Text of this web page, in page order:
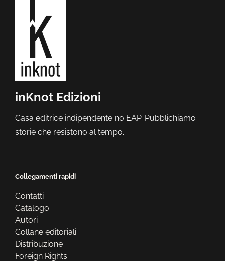
inKnot Edizioni
Casa editrice indipendente no EAP. Pubblichiamo
storie che resistono al tempo.
Collegamenti rapidi
Contatti
Catalogo
Autori
Collane editoriali
Distribuzione
Foreign Rights